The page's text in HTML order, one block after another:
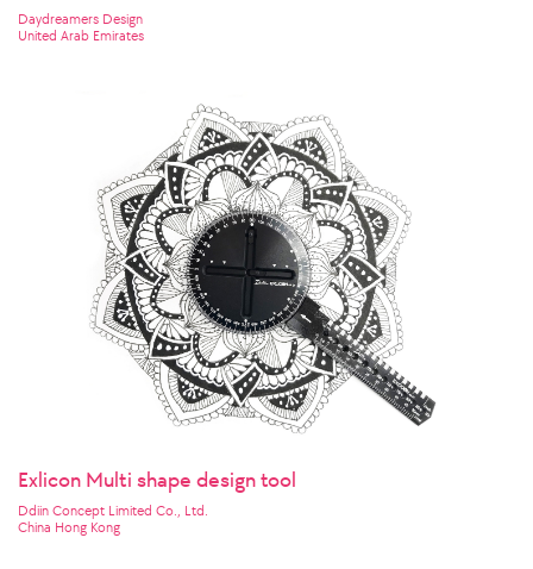
Daydreamers Design
United Arab Emirates
Exlicon Multi shape design tool
Ddiin Concept Limited Co., Ltd.
China Hong Kong